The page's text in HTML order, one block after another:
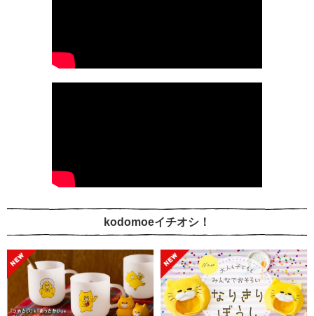
kodomoeイチオシ！